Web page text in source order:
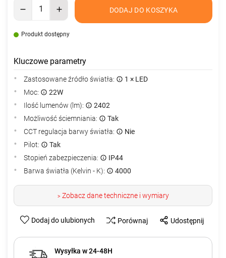
DODAJ DO KOSZYKA
Produkt dostępny
Kluczowe parametry
Zastosowane źródło światła:
1 × LED
Moc:
22W
Ilość lumenów (lm):
2402
Możliwość ściemniania:
Tak
CCT regulacja barwy światła:
Nie
Pilot:
Tak
Stopień zabezpieczenia:
IP44
Barwa światła (Kelvin - K):
4000
>Zobacz dane techniczne i wymiary
Dodaj do ulubionych Porównaj Udostępnij
Wysyłka w 24-48H